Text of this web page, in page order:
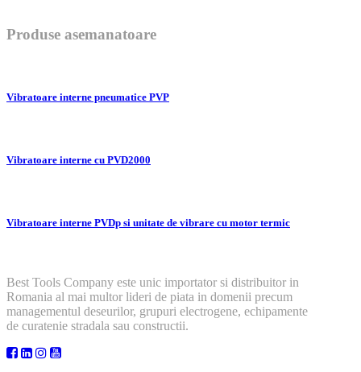
Produse asemanatoare
Vibratoare interne pneumatice PVP
Vibratoare interne cu PVD2000
Vibratoare interne PVDp si unitate de vibrare cu motor termic
Best Tools Company este unic importator si distribuitor in
Romania al mai multor lideri de piata in domenii precum
managementul deseurilor, grupuri electrogene, echipamente
de curatenie stradala sau constructii.